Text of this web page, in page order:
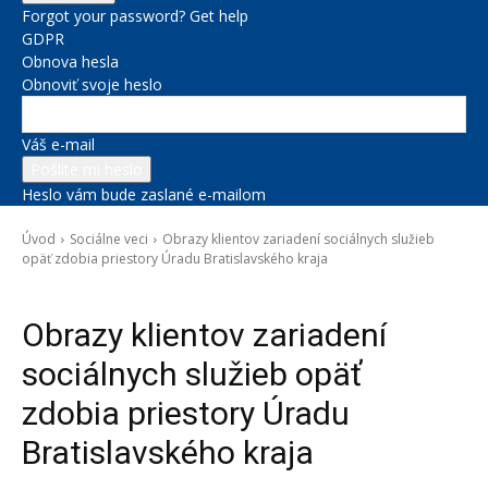
Forgot your password? Get help
GDPR
Obnova hesla
Obnoviť svoje heslo
Váš e-mail
Heslo vám bude zaslané e-mailom
Úvod Sociálne veci
Obrazy klientov zariadení sociálnych služieb
opäť zdobia priestory Úradu Bratislavského kraja
Obrazy klientov zariadení
sociálnych služieb opäť
zdobia priestory Úradu
Bratislavského kraja